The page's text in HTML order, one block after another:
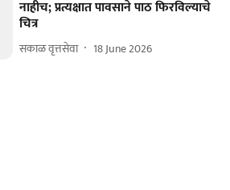
नाहीच; प्रत्यक्षात पावसाने पाठ फिरविल्याचे
चित्र
सकाळ वृत्तसेवा 18 June 2026